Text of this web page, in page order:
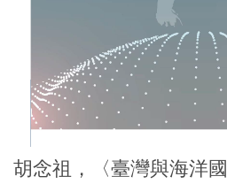
胡念祖，〈臺灣與海洋